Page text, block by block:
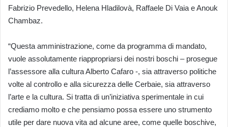
Fabrizio Prevedello, Helena Hladilovà, Raffaele Di Vaia e Anouk
Chambaz.
“Questa amministrazione, come da programma di mandato,
vuole assolutamente riappropriarsi dei nostri boschi – prosegue
l’assessore alla cultura Alberto Cafaro -, sia attraverso politiche
volte al controllo e alla sicurezza delle Cerbaie, sia attraverso
l’arte e la cultura. Si tratta di un’iniziativa sperimentale in cui
crediamo molto e che pensiamo possa essere uno strumento
utile per dare nuova vita ad alcune aree, come quelle boschive,